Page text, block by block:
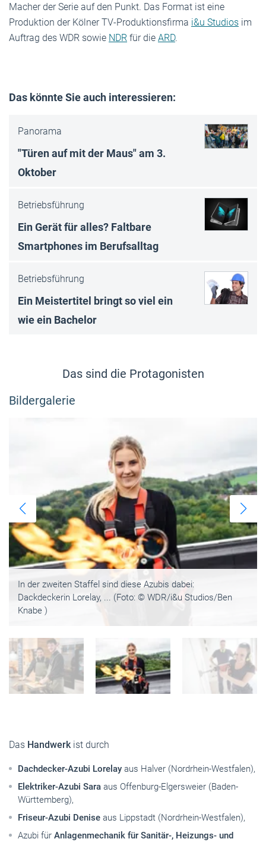
Macher der Serie auf den Punkt. Das Format ist eine
Produktion der Kölner TV-Produktionsfirma i&u Studios im
Auftrag des WDR sowie NDR für die ARD.
Das könnte Sie auch interessieren:
Panorama
"Türen auf mit der Maus" am 3.
Oktober
Betriebsführung
Ein Gerät für alles? Faltbare
Smartphones im Berufsalltag
Betriebsführung
Ein Meistertitel bringt so viel ein
wie ein Bachelor
Das sind die Protagonisten
Bildergalerie
In der zweiten Staffel sind diese Azubis dabei:
Dackdeckerin Lorelay, ... (Foto: © WDR/i&u Studios/Ben
Knabe )
Das Handwerk ist durch
Dachdecker-Azubi Lorelay aus Halver (Nordrhein-Westfalen),
Elektriker-Azubi Sara aus Offenburg-Elgersweier (Baden-
Württemberg),
Friseur-Azubi Denise aus Lippstadt (Nordrhein-Westfalen),
Azubi für Anlagenmechanik für Sanitär-, Heizungs- und